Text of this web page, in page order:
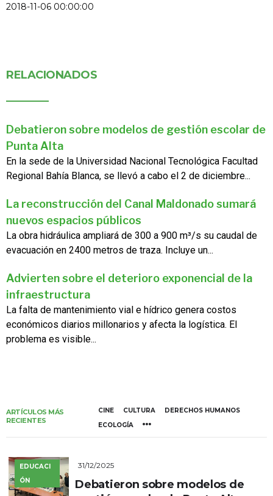
2018-11-06 00:00:00
RELACIONADOS
Debatieron sobre modelos de gestión escolar de
Punta Alta
En la sede de la Universidad Nacional Tecnológica Facultad
Regional Bahía Blanca, se llevó a cabo el 2 de diciembre...
La reconstrucción del Canal Maldonado sumará
nuevos espacios públicos
La obra hidráulica ampliará de 300 a 900 m³/s su caudal de
evacuación en 2400 metros de traza. Incluye un...
Advierten sobre el deterioro exponencial de la
infraestructura
La falta de mantenimiento vial e hídrico genera costos
económicos diarios millonarios y afecta la logística. El
problema es visible...
ARTÍCULOS MÁS
RECIENTES
CINE CULTURA
DERECHOS HUMANOS
ECOLOGÍA
EDUCACI
ÓN
31/12/2025
Debatieron sobre modelos de